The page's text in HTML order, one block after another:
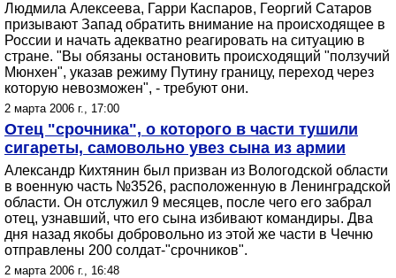
Людмила Алексеева, Гарри Каспаров, Георгий Сатаров
призывают Запад обратить внимание на происходящее в
России и начать адекватно реагировать на ситуацию в
стране. "Вы обязаны остановить происходящий "ползучий
Мюнхен", указав режиму Путину границу, переход через
которую невозможен", - требуют они.
2 марта 2006 г., 17:00
Отец "срочника", о которого в части тушили
сигареты, самовольно увез сына из армии
Александр Кихтянин был призван из Вологодской области
в военную часть №3526, расположенную в Ленинградской
области. Он отслужил 9 месяцев, после чего его забрал
отец, узнавший, что его сына избивают командиры. Два
дня назад якобы добровольно из этой же части в Чечню
отправлены 200 солдат-"срочников".
2 марта 2006 г., 16:48